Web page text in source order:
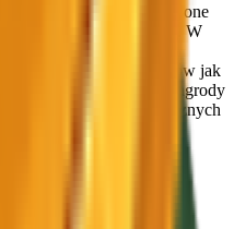
wartości w MM2 i są one
normalnej rozgrywki. W
się boskie noże i
takich przedmiotów jak
i wiele innych. Nowe nagrody
tygodniowych i miesięcznych